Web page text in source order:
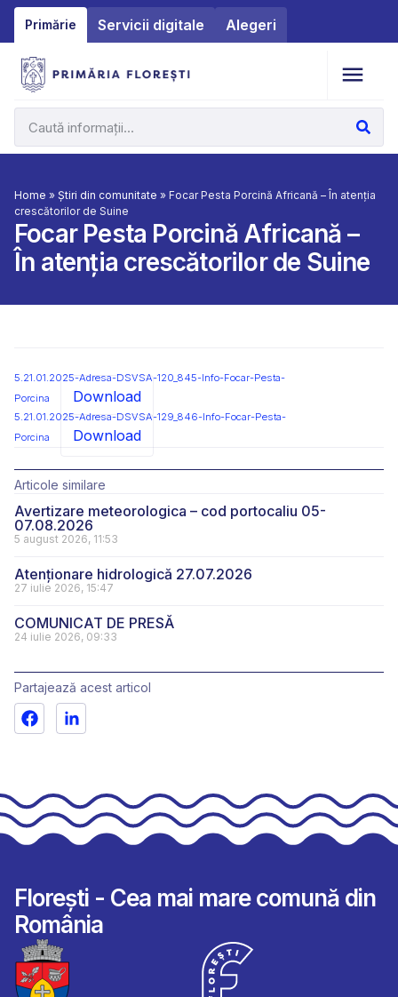
Primărie Servicii digitale Alegeri
Home » Știri din comunitate » Focar Pesta Porcină Africană – În atenția
crescătorilor de Suine
Focar Pesta Porcină Africană –
În atenția crescătorilor de Suine
5.21.01.2025-Adresa-DSVSA-120_845-Info-Focar-Pesta-
Porcina
Download
5.21.01.2025-Adresa-DSVSA-129_846-Info-Focar-Pesta-
Porcina
Download
Articole similare
Avertizare meteorologica – cod portocaliu 05-
07.08.2026
5 august 2026, 11:53
Atenționare hidrologică 27.07.2026
27 iulie 2026, 15:47
COMUNICAT DE PRESĂ
24 iulie 2026, 09:33
Partajează acest articol
Florești - Cea mai mare comună din
România